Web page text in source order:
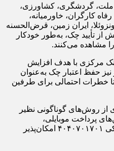
ملت، گردشگری، کشاورزی،
کارگران، خاورمیانه،
ایران زمین، قرض‌الحسنه
تأیید چک، به‌طور خودکار
مشاهده می‌کنند.
مرکزی با هدف افزایش
حفظ اعتبار چک به‌عنوان
خطرات احتمالی برای طرفین
روش‌های گوناگونی نظیر
پرداخت موبایلی،
خودپردازهای بانکی و سامانه پیامکی ۴۰۴۰۷۰۱۷۰۱ امکان‌پذیر